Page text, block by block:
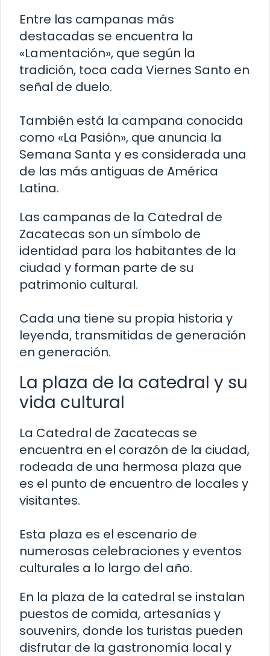
Entre las campanas más
destacadas se encuentra la
«Lamentación», que según la
tradición, toca cada Viernes Santo en
señal de duelo.
También está la campana conocida
como «La Pasión», que anuncia la
Semana Santa y es considerada una
de las más antiguas de América
Latina.
Las campanas de la Catedral de
Zacatecas son un símbolo de
identidad para los habitantes de la
ciudad y forman parte de su
patrimonio cultural.
Cada una tiene su propia historia y
leyenda, transmitidas de generación
en generación.
La plaza de la catedral y su
vida cultural
La Catedral de Zacatecas se
encuentra en el corazón de la ciudad,
rodeada de una hermosa plaza que
es el punto de encuentro de locales y
visitantes.
Esta plaza es el escenario de
numerosas celebraciones y eventos
culturales a lo largo del año.
En la plaza de la catedral se instalan
puestos de comida, artesanías y
souvenirs, donde los turistas pueden
disfrutar de la gastronomía local y